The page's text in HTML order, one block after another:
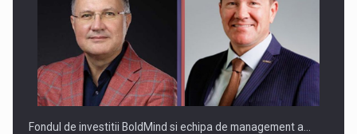
Fondul de investitii BoldMind si echipa de management a…